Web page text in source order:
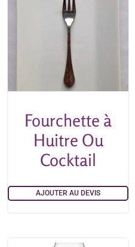
Fourchette à
Huitre Ou
Cocktail
AJOUTER AU DEVIS